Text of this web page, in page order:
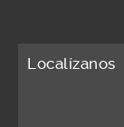
Localízanos